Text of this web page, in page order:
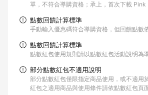
單，不符合導購資格；承上，首次下載 Pink
點數回饋計算標準
手動輸入優惠碼符合導購資格，但回饋點數
點數回饋計算標準
點數紅包使用規則請以點數紅包活動說明為
部分點數紅包不適用說明
部分點數紅包僅限指定商品使用，或不適用
紅包之適用商品與使用條件請依點數紅包頁